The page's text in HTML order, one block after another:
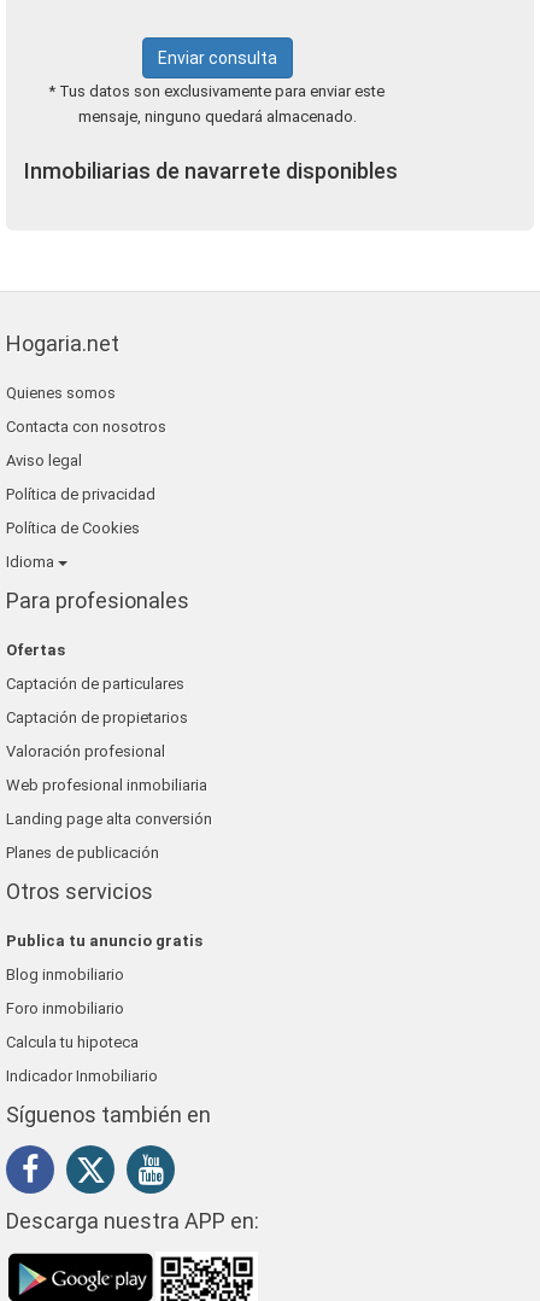
Enviar consulta
* Tus datos son exclusivamente para enviar este
mensaje, ninguno quedará almacenado.
Inmobiliarias de navarrete disponibles
Hogaria.net
Quienes somos
Contacta con nosotros
Aviso legal
Política de privacidad
Política de Cookies
Idioma
Para profesionales
Ofertas
Captación de particulares
Captación de propietarios
Valoración profesional
Web profesional inmobiliaria
Landing page alta conversión
Planes de publicación
Otros servicios
Publica tu anuncio gratis
Blog inmobiliario
Foro inmobiliario
Calcula tu hipoteca
Indicador Inmobiliario
Síguenos también en
Descarga nuestra APP en: